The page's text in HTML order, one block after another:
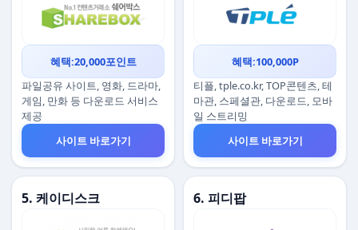
혜택:20,000포인트
파일공유 사이트, 영화, 드라마,
게임, 만화 등 다운로드 서비스
제공
사이트 바로가기
혜택:100,000P
티플, tple.co.kr, TOP콘텐츠, 테
마관, 스페셜관, 다운로드, 모바
일 스트리밍
사이트 바로가기
5. 케이디스크 6. 피디팝